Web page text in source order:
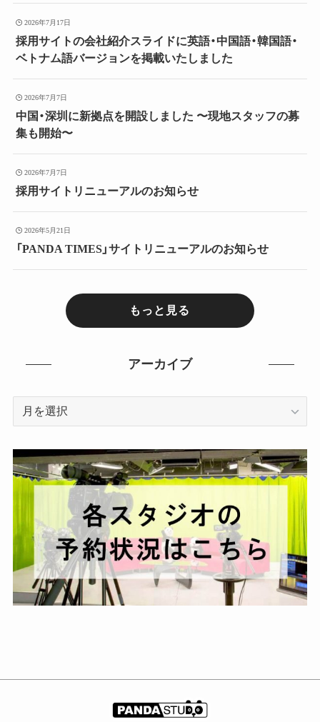
2026年7月17日
採用サイトの会社紹介スライドに英語・中国語・韓国語・
ベトナム語バージョンを掲載いたしました
2026年7月7日
中国・深圳に新拠点を開設しました 〜現地スタッフの募
集も開始〜
2026年7月7日
採用サイトリニューアルのお知らせ
2026年5月21日
「PANDA TIMES」サイトリニューアルのお知らせ
もっと見る
アーカイブ
イ
ブ